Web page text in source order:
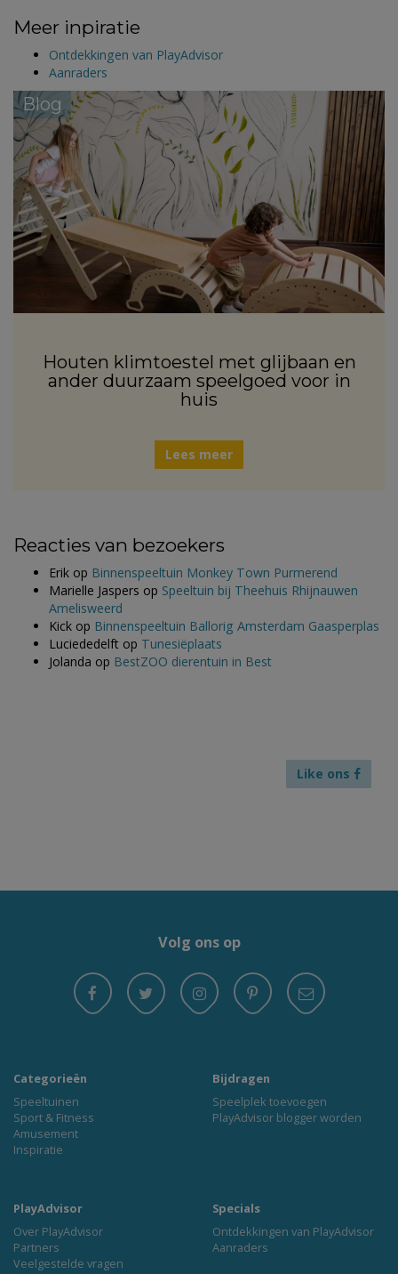
Meer inpiratie
Ontdekkingen van PlayAdvisor
Aanraders
Blog
Houten klimtoestel met glijbaan en
ander duurzaam speelgoed voor in
huis
Lees meer
Reacties van bezoekers
Erik op Binnenspeeltuin Monkey Town Purmerend
Marielle Jaspers op Speeltuin bij Theehuis Rhijnauwen
Amelisweerd
Kick op Binnenspeeltuin Ballorig Amsterdam Gaasperplas
Luciededelft op Tunesiëplaats
Jolanda op BestZOO dierentuin in Best
Like ons
Volg ons op
Categorieën
Speeltuinen
Sport & Fitness
Amusement
Inspiratie
Bijdragen
Speelplek toevoegen
PlayAdvisor blogger worden
PlayAdvisor
Over PlayAdvisor
Partners
Veelgestelde vragen
Specials
Ontdekkingen van PlayAdvisor
Aanraders